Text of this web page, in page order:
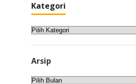
Kategori
Kategori
Arsip
Arsip